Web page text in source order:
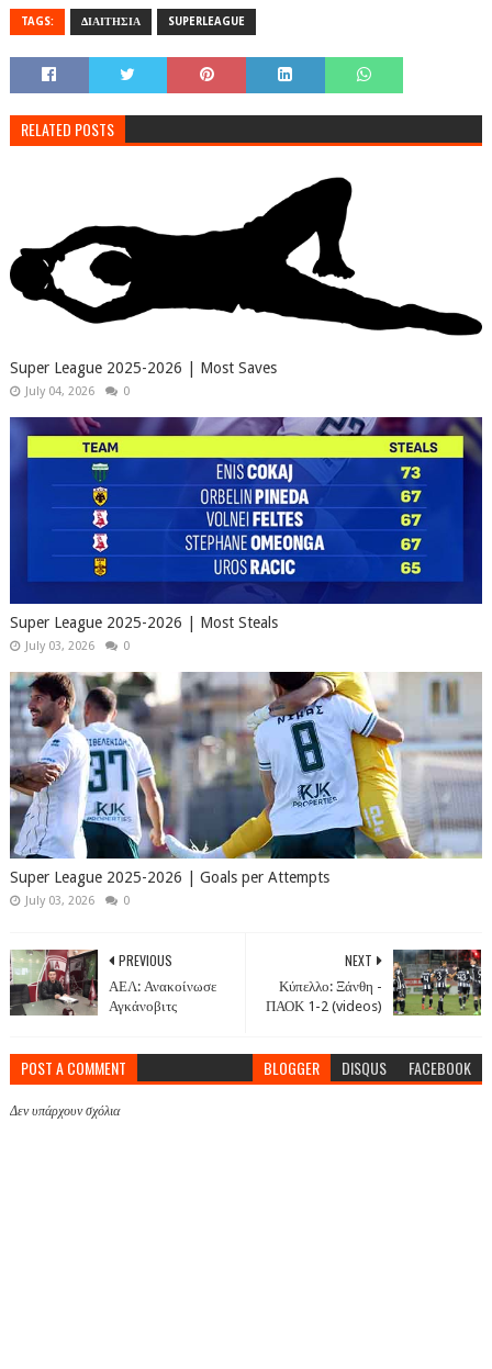
TAGS: ΔΙΑΙΤΗΣΙΑ SUPERLEAGUE
RELATED POSTS
Super League 2025-2026 | Most Saves
July 04, 2026 0
Super League 2025-2026 | Most Steals
July 03, 2026 0
Super League 2025-2026 | Goals per Attempts
July 03, 2026 0
NEXT
Κύπελλο: Ξάνθη -
ΠΑΟΚ 1-2 (videos)
PREVIOUS
ΑΕΛ: Ανακοίνωσε
Αγκάνοβιτς
POST A COMMENT BLOGGER DISQUS FACEBOOK
Δεν υπάρχουν σχόλια